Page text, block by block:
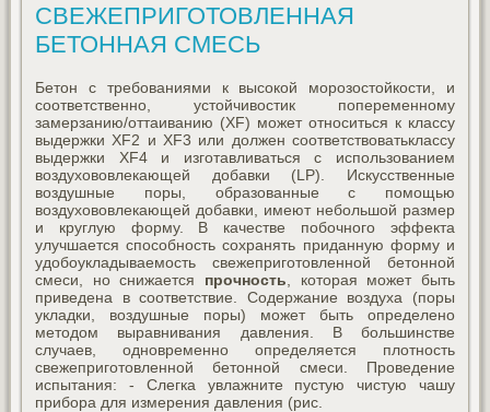
СВЕЖЕПРИГОТОВЛЕННАЯ
БЕТОННАЯ СМЕСЬ
Бетон с требованиями к высокой морозостойкости, и
соответственно, устойчивостик попеременному
замерзанию/оттаиванию (XF) может относиться к классу
выдержки XF2 и XF3 или должен соответствоватьклассу
выдержки XF4 и изготавливаться с использованием
воздухововлекающей добавки (LP). Искусственные
воздушные поры, образованные с помощью
воздухововлекающей добавки, имеют небольшой размер
и круглую форму. В качестве побочного эффекта
улучшается способность сохранять приданную форму и
удобоукладываемость свежеприготовленной бетонной
смеси, но снижается прочность , которая может быть
приведена в соответствие. Содержание воздуха (поры
укладки, воздушные поры) может быть определено
методом выравнивания давления. В большинстве
случаев, одновременно определяется плотность
свежеприготовленной бетонной смеси. Проведение
испытания: - Слегка увлажните пустую чистую чашу
прибора для измерения давления (рис.